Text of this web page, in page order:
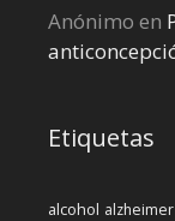
Anónimo en
Etiquetas
alcohol alzheimer